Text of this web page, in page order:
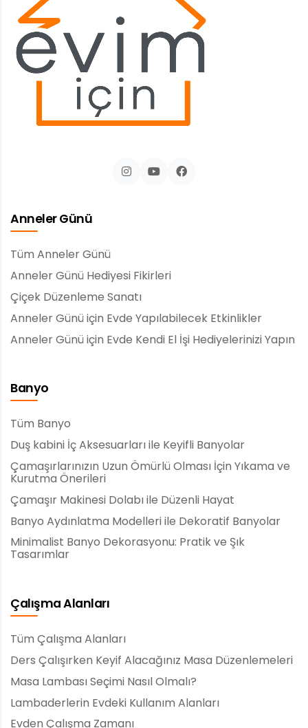
Anneler Günü
Tüm Anneler Günü
Anneler Günü Hediyesi Fikirleri
Çiçek Düzenleme Sanatı
Anneler Günü için Evde Yapılabilecek Etkinlikler
Anneler Günü için Evde Kendi El İşi Hediyelerinizi Yapın
Banyo
Tüm Banyo
Duş kabini İç Aksesuarları ile Keyifli Banyolar
Çamaşırlarınızın Uzun Ömürlü Olması İçin Yıkama ve
Kurutma Önerileri
Çamaşır Makinesi Dolabı ile Düzenli Hayat
Banyo Aydınlatma Modelleri ile Dekoratif Banyolar
Minimalist Banyo Dekorasyonu: Pratik ve Şık
Tasarımlar
Çalışma Alanları
Tüm Çalışma Alanları
Ders Çalışırken Keyif Alacağınız Masa Düzenlemeleri
Masa Lambası Seçimi Nasıl Olmalı?
Lambaderlerin Evdeki Kullanım Alanları
Evden Çalışma Zamanı